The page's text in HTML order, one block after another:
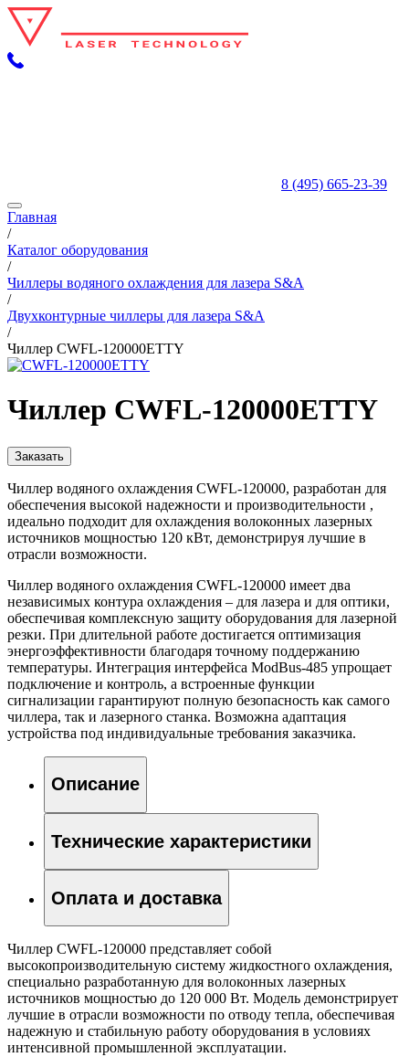
8 (495) 665-23-39
Главная
/
Каталог оборудования
/
Чиллеры водяного охлаждения для лазера S&A
/
Двухконтурные чиллеры для лазера S&A
/
Чиллер CWFL-120000ETTY
Чиллер CWFL-120000ETTY
Заказать
Чиллер водяного охлаждения CWFL-120000, разработан для
обеспечения высокой надежности и производительности ,
идеально подходит для охлаждения волоконных лазерных
источников мощностью 120 кВт, демонстрируя лучшие в
отрасли возможности.
Чиллер водяного охлаждения CWFL-120000 имеет два
независимых контура охлаждения – для лазера и для оптики,
обеспечивая комплексную защиту оборудования для лазерной
резки. При длительной работе достигается оптимизация
энергоэффективности благодаря точному поддержанию
температуры. Интеграция интерфейса ModBus-485 упрощает
подключение и контроль, а встроенные функции
сигнализации гарантируют полную безопасность как самого
чиллера, так и лазерного станка. Возможна адаптация
устройства под индивидуальные требования заказчика.
Описание
Технические характеристики
Оплата и доставка
Чиллер CWFL-120000 представляет собой
высокопроизводительную систему жидкостного охлаждения,
специально разработанную для волоконных лазерных
источников мощностью до 120 000 Вт. Модель демонстрирует
лучшие в отрасли возможности по отводу тепла, обеспечивая
надежную и стабильную работу оборудования в условиях
интенсивной промышленной эксплуатации.